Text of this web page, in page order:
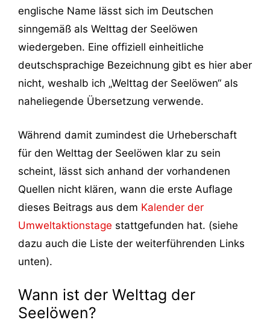
englische Name lässt sich im Deutschen
sinngemäß als Welttag der Seelöwen
wiedergeben. Eine offiziell einheitliche
deutschsprachige Bezeichnung gibt es hier aber
nicht, weshalb ich „Welttag der Seelöwen“ als
naheliegende Übersetzung verwende.
Während damit zumindest die Urheberschaft
für den Welttag der Seelöwen klar zu sein
scheint, lässt sich anhand der vorhandenen
Quellen nicht klären, wann die erste Auflage
dieses Beitrags aus dem Kalender der
Umweltaktionstage stattgefunden hat. (siehe
dazu auch die Liste der weiterführenden Links
unten).
Wann ist der Welttag der
Seelöwen?